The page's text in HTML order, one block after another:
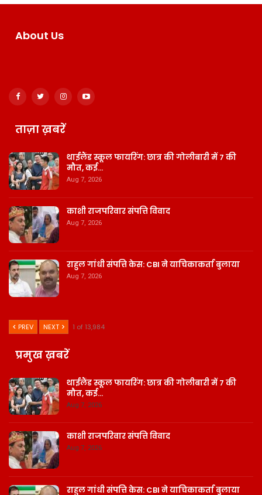
About Us
ताज़ा ख़बरें
थाईलैंड स्कूल फायरिंग: छात्र की गोलीबारी में 7 की
मौत, कई…
Aug 7, 2026
काशी राजपरिवार संपत्ति विवाद
Aug 7, 2026
राहुल गांधी संपत्ति केस: CBI ने याचिकाकर्ता बुलाया
Aug 7, 2026
PREV NEXT 1 of 13,984
प्रमुख ख़बरें
थाईलैंड स्कूल फायरिंग: छात्र की गोलीबारी में 7 की
मौत, कई…
Aug 7, 2026
काशी राजपरिवार संपत्ति विवाद
Aug 7, 2026
राहुल गांधी संपत्ति केस: CBI ने याचिकाकर्ता बुलाया